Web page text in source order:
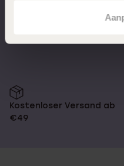
Kostenloser Versand ab
€49